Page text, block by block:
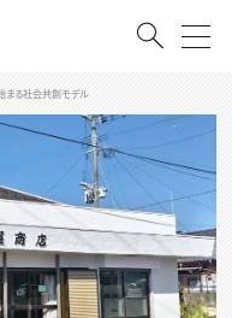
会員登録
る社会共創モデル